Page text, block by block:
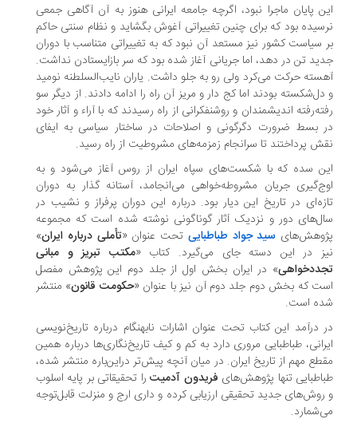
پایان ماجرا نبود، اگرچه جامعه ایرانی هنوز به آن آگاهی جمعی
بود که برای چنین تغییراتی آغوش بگشاید و نظام سنتی حاکم
سیاست کشور نیز مستعد آن نبود که به تغییراتی متناسب با دوران
تن در دهد، اما جریانی آغاز شده بود که سر بازایستادن نداشت.
حرکت می‌کرد ولی رو به جلو داشت. یاران نایب‌السلطنه نومید
بودند اما کج دار و مریز آن راه را ادامه دادند. از دیگر سو
اندیشمندان و روشنفکرانی از راه رسیدند که با آراء و آثار خود
بسط ضرورت دگرگونی و اصلاحات در ساختار سیاسی به ایفای
پرداختند تا سرانجام زمزمه‌های مشروطیت از راه رسید.
سده که با شکست‌های سپاه ایران از روس آغاز می‌شود و به
جریان مشروطه‌خواهی می‌انجامد، آستانه گذار به دوران
در تاریخ این دیار بود. درباره این دوران پرفراز و نشیب در
دور و نزدیک آثار گوناگونی نوشته شده است که مجموعه
سید جواد طباطباییتحت عنوان «تأملی درباره ایران»
در این دسته جای می‌گیرد. کتاب «مکتب تبریز و مبانی
» در ایران بخش اول از جلد دوم این پژوهش مفصل
که بخش دوم جلد دوم آن نیز با عنوان «حکومت قانون» منتشر
است.
درآمد این کتاب تحت عنوان اشارات نابهنگام درباره تاریخ‌نویسی
طباطبایی مروری دارد به کم و کیف تاریخ‌نگاری‌ها درباره همین
مهم از تاریخ ایران. در میان آنچه پیش‌تر دراین‌باره منتشر شده،
تنها پژوهش‌هایفریدون آدمیت را تحقیقاتی بر پایه اسلوب
جدید تحقیقی ارزیابی کرده و داری ارج و منزلت قابل‌توجه